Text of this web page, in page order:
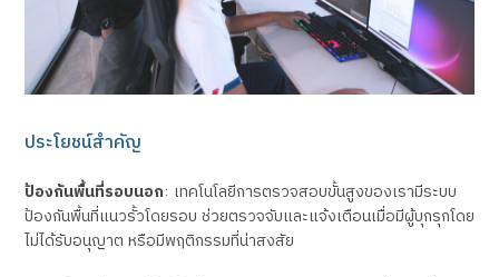
ประโยชน์สำคัญ
ป้องกันพื้นที่รอบนอก: เทคโนโลยีการตรวจสอบขั้นสูงของเรามีระบบ
ป้องกันพื้นที่แนวรั้วโดยรอบ ช่วยตรวจจับและแจ้งเตือนเมื่อมีผู้บุกรุกโดย
ไม่ได้รับอนุญาต หรือมีพฤติกรรมที่น่าสงสัย